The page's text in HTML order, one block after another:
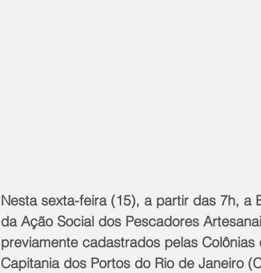
Nesta sexta-feira (15), a partir das 7h, a
da Ação Social dos Pescadores
previamente cadastrados pelas
Capitania dos Portos do Rio de Janeiro